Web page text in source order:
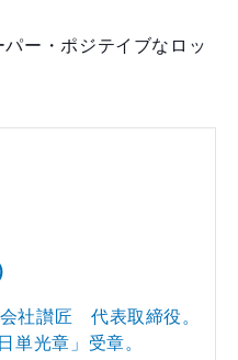
ー・ポジテイブなロッ
社讃匠 代表取締役。
単光章」受章。